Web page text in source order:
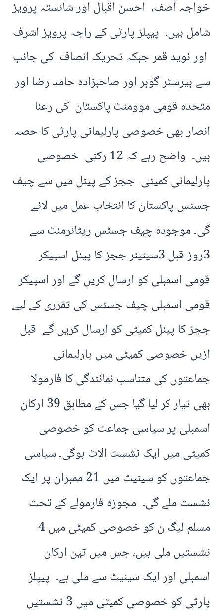
خواجہ آصف، احسن اقبال اور شائستہ پرویز
شامل ہیں۔ پیپلز پارٹی کے راجہ پرویز اشرف
اور نوید قمر جبکہ تحریک انصاف کی جانب
سے بیرسٹر گوہر اور صاحبزادہ حامد رضا اور
متحدہ قومی موومنٹ پاکستان کی رعنا
انصار بھی خصوصی پارلیمانی پارٹی کا حصہ
ہیں۔ واضح رہے کہ 12 رکنی خصوصی
پارلیمانی کمیٹی ججز کے پینل میں سے چیف
جسٹس پاکستان کا انتخاب عمل میں لائے
گی۔ موجودہ چیف جسٹس ریٹائرمنٹ سے
3روز قبل 3سینیئر ججز کا پینل اسپیکر
قومی اسمبلی کو ارسال کریں گے اور اسپیکر
قومی اسمبلی چیف جسٹس کی تقرری کے لیے
ججز کا پینل کمیٹی کو ارسال کریں گے قبل
ازیں خصوصی کمیٹی میں پارلیمانی
جماعتوں کی متناسب نمائندگی کا فارمولا
بھی تیار کر لیا گیا جس کے مطابق 39 ارکان
اسمبلی پر سیاسی جماعت کو خصوصی
کمیٹی میں ایک نشست الاٹ ہوگی۔ سیاسی
جماعتوں کو سینیٹ میں 21 ممبران پر ایک
نشست ملے گی۔ مجوزہ فارمولے کے تحت
مسلم لیگ ن کو خصوصی کمیٹی میں 4
نشستیں ملی ہیں، جس میں تین ارکان
اسمبلی اور ایک سینیٹ سے ملی ہے۔ پیپلز
پارٹی کو خصوصی کمیٹی میں 3 نشستیں